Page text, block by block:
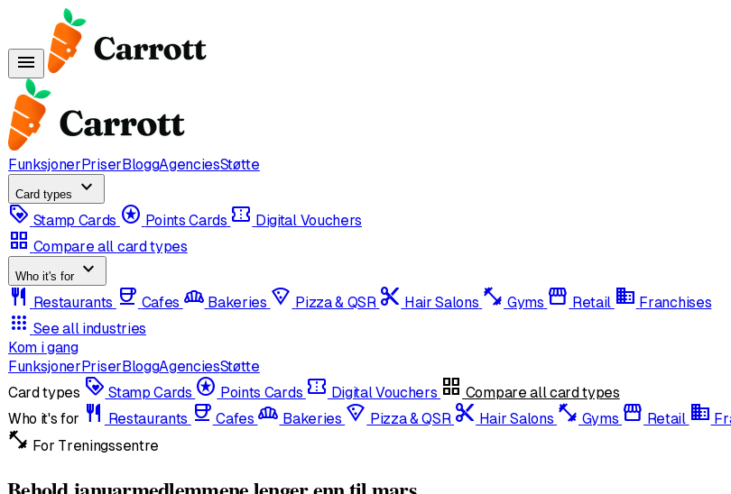
menu
FunksjonerPriserBloggAgenciesStøtte
Card types
expand_more
loyalty Stamp Cards stars Points Cards confirmation_number Digital Vouchers
grid_view Compare all card types
Who it's for expand_more
restaurant Restaurants coffee Cafes bakery_dining Bakeries local_pizza Pizza & QSR content_cut Hair Salons fitness_center Gyms storefront Retail domain Franchises
apps See all industries
Kom i gang
FunksjonerPriserBloggAgenciesStøtte
Card types loyalty Stamp Cards stars Points Cards confirmation_number Digital Vouchers grid_view Compare all card types
Who it's for restaurant Restaurants coffee Cafes bakery_dining Bakeries local_pizza Pizza & QSR content_cut Hair Salons fitness_center Gyms storefront Retail domain
fitness_center For Treningssentre